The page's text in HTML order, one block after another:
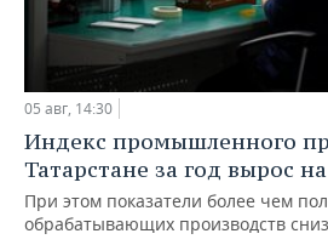
05 авг, 14:30
Индекс промышленного
Татарстане за год вырос
При этом показатели более чем
обрабатывающих производств